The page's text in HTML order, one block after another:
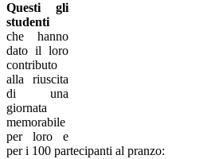
Questi gli
studenti
che hanno
dato il loro
contributo
alla riuscita
di una
giornata
memorabile
per loro e
per i 100 partecipanti al pranzo: